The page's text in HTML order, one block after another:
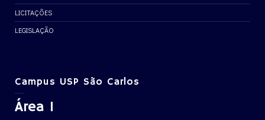
LICITAÇÕES
LEGISLAÇÃO
Campus USP São Carlos
Área 1